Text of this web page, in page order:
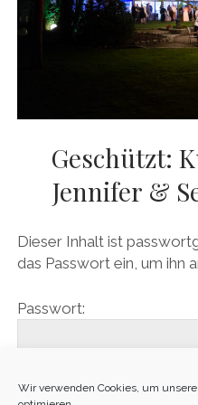
Wir verwenden Cookies, um
Geschützt:
Jennifer &
Dieser Inhalt ist
das Passwort ein, um ihn
Passwort: